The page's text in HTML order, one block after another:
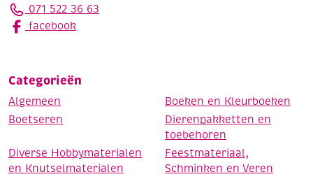
071 522 36 63
facebook
Categorieën
Algemeen
Boeken en Kleurboeken
Boetseren
Dierenpakketten en
toebehoren
Diverse Hobbymaterialen
en Knutselmaterialen
Feestmateriaal,
Schminken en Veren